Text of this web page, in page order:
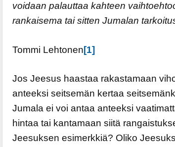
voidaan palauttaa kahteen
rankaisema tai sitten Jumalan
Tommi Lehtonen[1]
Jos Jeesus haastaa rakastamaan
anteeksi seitsemän kertaa
Jumala ei voi antaa anteeksi
hintaa tai kantamaan siitä
Jeesuksen esimerkkiä? Oliko